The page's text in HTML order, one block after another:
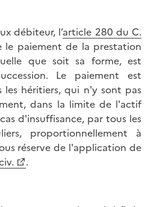
débiteur, l’article 280 du C.
le paiement de la prestation
que soit sa forme, est
Le paiement est
héritiers, qui n'y sont pas
dans la limite de l'actif
d'insuffisance, par tous les
proportionnellement à
réserve de l'application de
.